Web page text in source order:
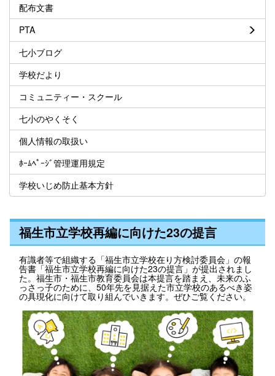
配布文書
PTA
七小ブログ
学校だより
コミュニティー・スクール
七小のやくそく
個人情報の取扱い
ﾎｰﾑﾍﾟｰｼﾞ管理運用規定
学校いじめ防止基本方針
福生市立学校再編に向けた23の提言
有識者等で組織する「福生市立学校在り方検討委員会」の報
告書「福生市立学校再編に向けた23の提言」が提出されまし
た。福生市・福生市教育委員会は本提言を踏まえ、未来のふ
っさっ子のために、50年先を見据えた市立学校のあるべき姿
の具現化に向けて取り組んでいきます。ぜひご覧ください。